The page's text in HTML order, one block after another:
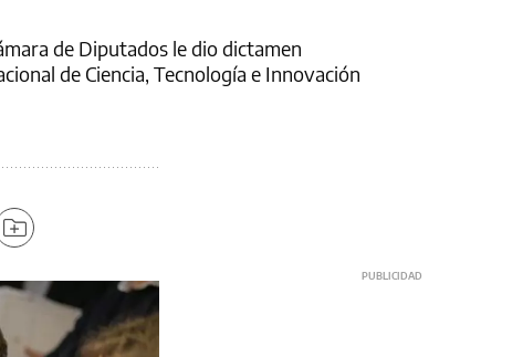
de Diputados le dio dictamen
de Ciencia, Tecnología e Innovación